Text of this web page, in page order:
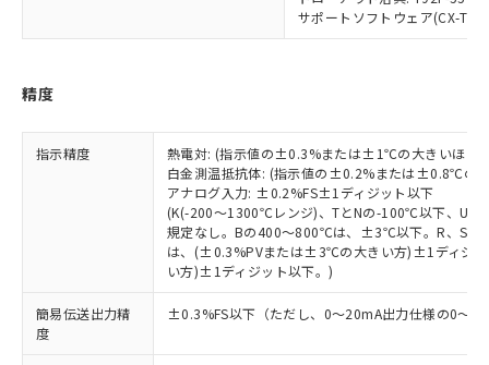
サポートソフトウェア(CX-
精度
指示精度
熱電対: (指示値の±0.3%または±1℃の大きいほう
白金測温抵抗体: (指示値の±0.2%または±0.8℃の
アナログ入力: ±0.2%FS±1ディジット以下
(K(-200～1300℃レンジ)、TとNの-100℃以下、U
規定なし。Bの400～800℃は、±3℃以下。R、S
は、(±0.3%PVまたは±3℃の大きい方)±1ディジ
い方)±1ディジット以下。)
簡易伝送出力精
度
±0.3%FS以下（ただし、0～20mA出力仕様の0～
※当社の共同利用者とは、 "個人情報
EU RoHS指令（10物質）の非含有証明書
51物質の非含有証明書（当社基準）
また、RoHS指令のフタル酸エステル類４
物質の対応では、対応完了までの期間は出
荷製品に未対応品が混在することから備考
欄に対応日を記載しておりました。
既に当社にて対応品への在庫切替を完了
していることから、特段のことがない限
り、2022年1月12日より割愛しておりま